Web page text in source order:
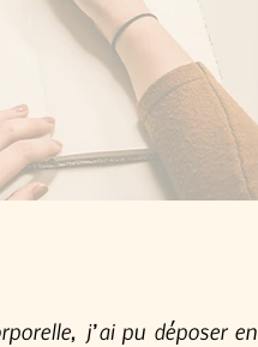
j’ai pu déposer en